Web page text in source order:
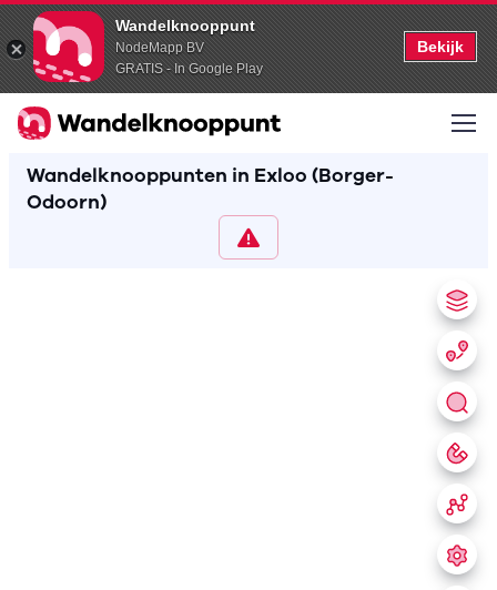
Wandelknooppunt
NodeMapp BV
GRATIS - In Google Play
Bekijk
Wandelknooppunten in Exloo (Borger-
Odoorn)